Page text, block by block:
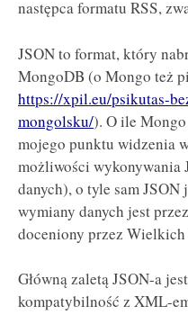
następca formatu RSS,
JSON to format, który
MongoDB (o Mongo też
https://xpil.eu/psikutas-
mongolsku/). O ile
mojego punktu widzenia
możliwości wykonywania
danych), o tyle sam
wymiany danych jest
doceniony przez Wielkich
Główną zaletą JSON-a
kompatybilność z XML-